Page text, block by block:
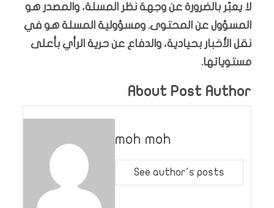
لا يعبّر بالضرورة عن وجهة نظر المسلة، والمصدر هو
المسؤول عن المحتوى. ومسؤولية المسلة هو في
نقل الأخبار بحيادية، والدفاع عن حرية الرأي بأعلى
مستوياتها.
About Post Author
moh moh
See author's posts